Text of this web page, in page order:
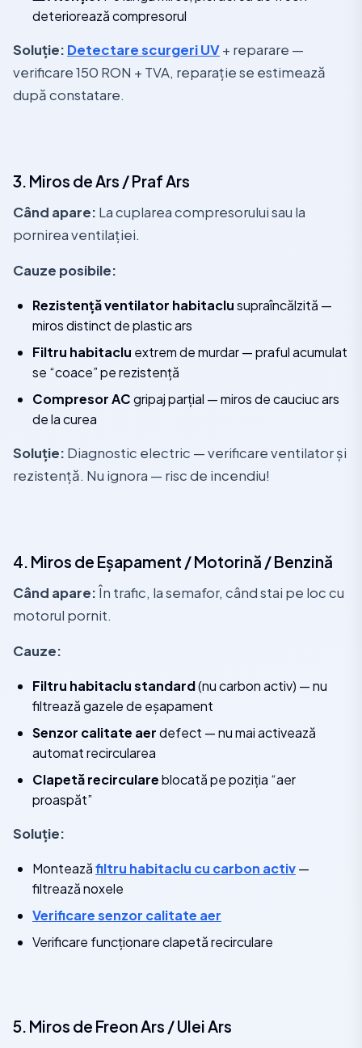
deteriorează compresorul
Soluție: Detectare scurgeri UV+ reparare —
verificare 150 RON + TVA, reparație se estimează
după constatare.
3. Miros de Ars / Praf Ars
Când apare: La cuplarea compresorului sau la
pornirea ventilației.
Cauze posibile:
Rezistență ventilator habitaclusupraîncălzită —
miros distinct de plastic ars
Filtru habitaclu extrem de murdar — praful acumulat
se “coace” pe rezistență
Compresor ACgripaj parțial — miros de cauciuc ars
de la curea
Soluție: Diagnostic electric — verificare ventilator și
rezistență. Nu ignora — risc de incendiu!
4. Miros de Eșapament / Motorină / Benzină
Când apare: În trafic, la semafor, când stai pe loc cu
motorul pornit.
Cauze:
Filtru habitaclu standard(nu carbon activ) — nu
filtrează gazele de eșapament
Senzor calitate aerdefect — nu mai activează
automat recircularea
Clapetă recirculareblocată pe poziția “aer
proaspăt”
Soluție:
Monteazăfiltru habitaclu cu carbon activ—
filtrează noxele
Verificare senzor calitate aer
Verificare funcționare clapetă recirculare
5. Miros de Freon Ars / Ulei Ars